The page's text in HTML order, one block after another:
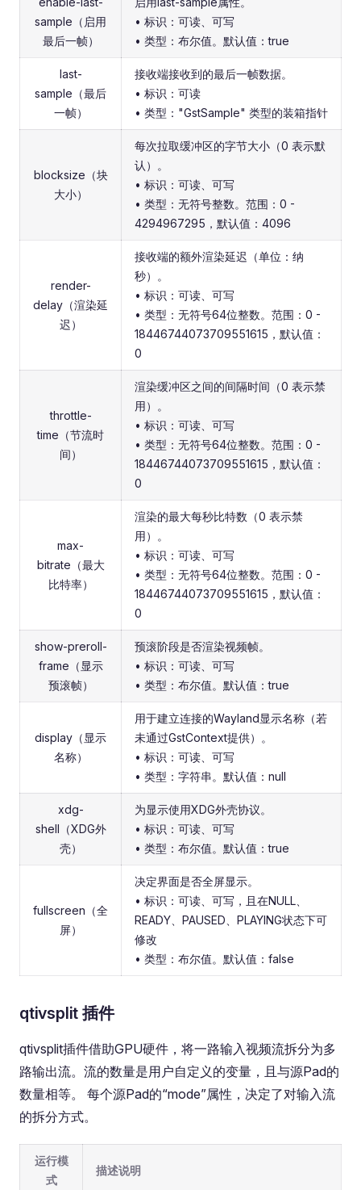
sample（启用
最后一帧）
• 标识：可读、可写
• 类型：布尔值。默认值：true
last-
sample（最后
一帧）
接收端接收到的最后一帧数据。
• 标识：可读
• 类型："GstSample" 类型的装箱指针
blocksize（块
大小）
每次拉取缓冲区的字节大小（0 表示默
认）。
• 标识：可读、可写
• 类型：无符号整数。范围：0 -
4294967295，默认值：4096
render-
delay（渲染延
迟）
接收端的额外渲染延迟（单位：纳
秒）。
• 标识：可读、可写
• 类型：无符号64位整数。范围：0 -
18446744073709551615，默认值：
0
throttle-
time（节流时
间）
渲染缓冲区之间的间隔时间（0 表示禁
用）。
• 标识：可读、可写
• 类型：无符号64位整数。范围：0 -
18446744073709551615，默认值：
0
max-
bitrate（最大
比特率）
渲染的最大每秒比特数（0 表示禁
用）。
• 标识：可读、可写
• 类型：无符号64位整数。范围：0 -
18446744073709551615，默认值：
0
show-preroll-
frame（显示
预滚帧）
预滚阶段是否渲染视频帧。
• 标识：可读、可写
• 类型：布尔值。默认值：true
display（显示
名称）
用于建立连接的Wayland显示名称（若
未通过GstContext提供）。
• 标识：可读、可写
• 类型：字符串。默认值：null
xdg-
shell（XDG外
壳）
为显示使用XDG外壳协议。
• 标识：可读、可写
• 类型：布尔值。默认值：true
fullscreen（全
屏）
决定界面是否全屏显示。
• 标识：可读、可写，且在NULL、
READY、PAUSED、PLAYING状态下可
修改
• 类型：布尔值。默认值：false
qtivsplit 插件
qtivsplit插件借助GPU硬件，将一路输入视频流拆分为多
路输出流。流的数量是用户自定义的变量，且与源Pad的
数量相等。 每个源Pad的“mode”属性，决定了对输入流
的拆分方式。
运行模
式
描述说明